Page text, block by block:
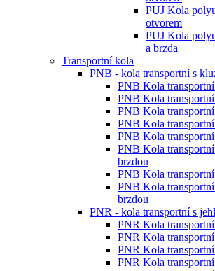
PUJ Kola
otvorem
PUJ Kola
a brzda
Transportní kola
PNB - kola transportní s
PNB Kola transportní
PNB Kola
PNB Kola transportní
PNB Kola
PNB Kola
PNB Kola
brzdou
PNB Kola transportní
PNB Kola transportní
brzdou
PNR - kola transportní s
PNR Kola transportní
PNR Kola
PNR Kola
PNR Kola